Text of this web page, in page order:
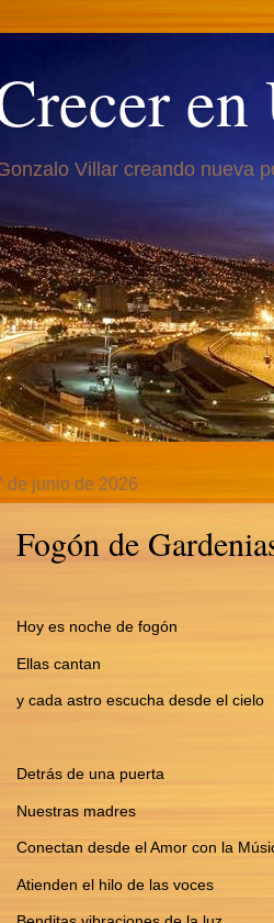
Villar creando nueva
de junio de 2026
Fogón de
Hoy es noche de fogón
Ellas cantan
y cada astro escucha desde el cielo
Detrás de una puerta
Nuestras madres
Conectan desde el Amor con la
Atienden el hilo de las voces